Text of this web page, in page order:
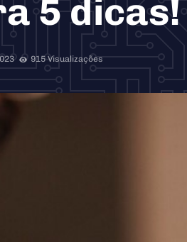
5 dicas!
915 Visualizações